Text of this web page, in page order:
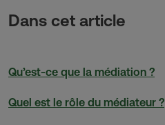
Dans cet article
Qu’est-ce que la médiation ?
Quel est le rôle du médiateur ?